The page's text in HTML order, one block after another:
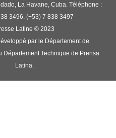
La Havane, Cuba. Téléphone :
3496, (+53) 7 838 3497
Latine © 2023
par le Département de
Département Technique de Prensa
Latina.